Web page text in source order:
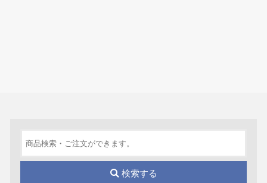
検索する